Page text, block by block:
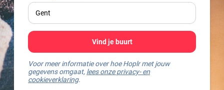
Vind je buurt
Voor meer informatie over hoe Hoplr met jouw
gegevens omgaat, lees onze privacy- en
cookieverklaring.